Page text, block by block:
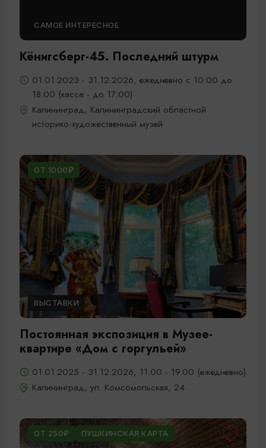
САМОЕ ИНТЕРЕСНОЕ
Кёнигсберг-45. Последний штурм
01.01.2023 - 31.12.2026, ежедневно с 10:00 до
18:00 (касса - до 17:00)
Калининград, Калининградский областной
историко-художественный музей
ОТ 1000₽
ВЫСТАВКИ
Постоянная экспозиция в Музее-
квартире «Дом с горгульей»
01.01.2025 - 31.12.2026, 11.00 - 19.00 (ежедневно)
Калининград, ул. Комсомольская, 24
ОТ 250₽ ПУШКИНСКАЯ КАРТА